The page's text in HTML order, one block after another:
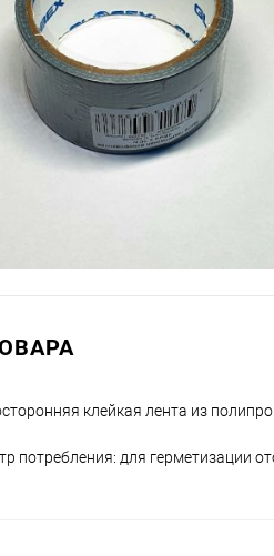
клейкая лента из
потребления: для герметизации